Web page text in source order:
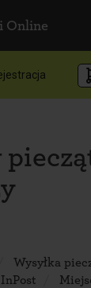
Online
Wysyłka